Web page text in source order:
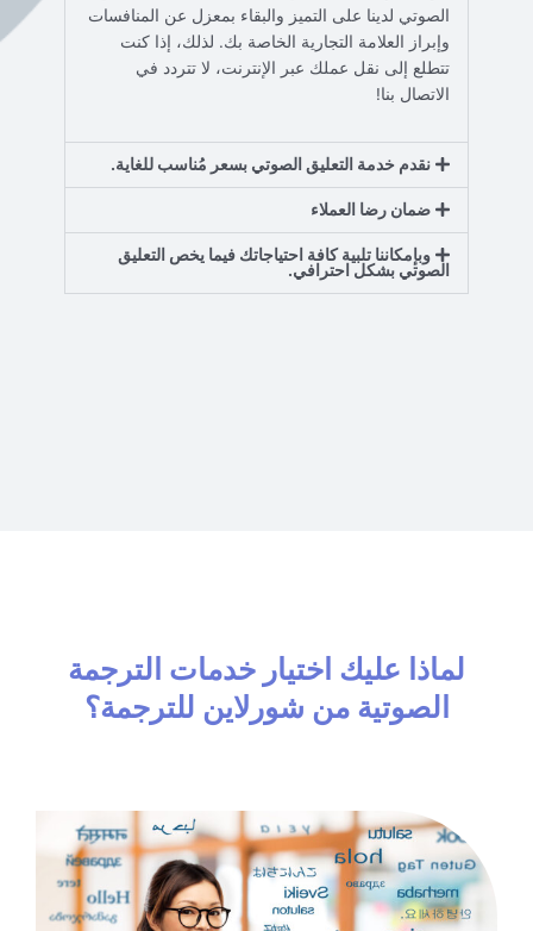
الصوتي لدينا على التميز والبقاء بمعزل عن المنافسات
وإبراز العلامة التجارية الخاصة بك. لذلك، إذا كنت
تتطلع إلى نقل عملك عبر الإنترنت، لا تتردد في
الاتصال بنا!
نقدم خدمة التعليق الصوتي بسعر مُناسب للغاية.
ضمان رضا العملاء
وبإمكاننا تلبية كافة احتياجاتك فيما يخص التعليق
الصوتي بشكل احترافي.
لماذا عليك اختيار خدمات الترجمة
الصوتية من شورلاين للترجمة؟